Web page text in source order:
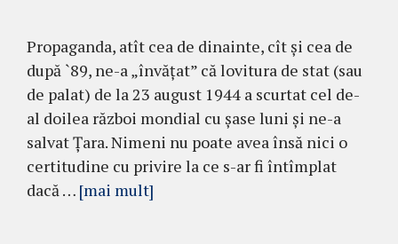
Propaganda, atît cea de dinainte, cît și cea de
după `89, ne-a „învățat” că lovitura de stat (sau
de palat) de la 23 august 1944 a scurtat cel de-
al doilea război mondial cu șase luni și ne-a
salvat Țara. Nimeni nu poate avea însă nici o
certitudine cu privire la ce s-ar fi întîmplat
dacă … [mai mult]